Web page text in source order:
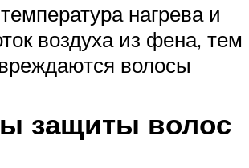
нагрева и
воздуха из фена, тем
волосы
защиты волос